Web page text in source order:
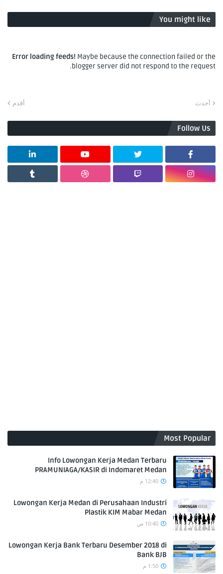
You might like
Error loading feeds! Maybe because the connection failed or the
blogger server did not respond to the request.
أحدث أقدم
Follow Us
Most Popular
Info Lowongan Kerja Medan Terbaru
PRAMUNIAGA/KASIR di Indomaret Medan
12:40 م
Lowongan Kerja Medan di Perusahaan Industri
Plastik KIM Mabar Medan
10:40 ص
Lowongan Kerja Bank Terbaru Desember 2018 di
Bank BJB
1:50 م